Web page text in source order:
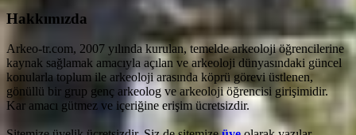
Hakkımızda
Arkeo-tr.com, 2007 yılında kurulan, temelde arkeoloji öğrencilerine
kaynak sağlamak amacıyla açılan ve arkeoloji dünyasındaki güncel
konularla toplum ile arkeoloji arasında köprü görevi üstlenen,
gönüllü bir grup genç arkeolog ve arkeoloji öğrencisi girişimidir.
Kar amacı gütmez ve içeriğine erişim ücretsizdir.